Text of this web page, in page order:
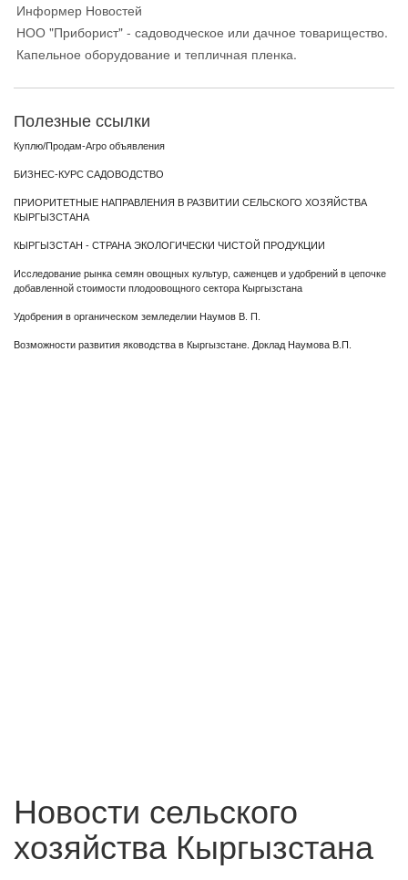
Информер Новостей
НОО "Приборист" - садоводческое или дачное товарищество.
Капельное оборудование и тепличная пленка.
Полезные ссылки
Куплю/Продам-Агро объявления
БИЗНЕС-КУРС САДОВОДСТВО
ПРИОРИТЕТНЫЕ НАПРАВЛЕНИЯ В РАЗВИТИИ СЕЛЬСКОГО ХОЗЯЙСТВА
КЫРГЫЗСТАНА
КЫРГЫЗСТАН - СТРАНА ЭКОЛОГИЧЕСКИ ЧИСТОЙ ПРОДУКЦИИ
Исследование рынка семян овощных культур, саженцев и удобрений в цепочке
добавленной стоимости плодоовощного сектора Кыргызстана
Удобрения в органическом земледелии Наумов В. П.
Возможности развития яководства в Кыргызстане. Доклад Наумова В.П.
Новости сельского
хозяйства Кыргызстана